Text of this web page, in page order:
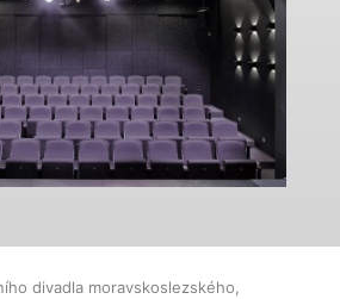
divadla moravskoslezského,